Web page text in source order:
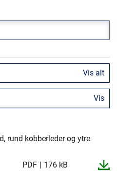
Vis alt
Vis
rund kobberleder og ytre
PDF 176 kB